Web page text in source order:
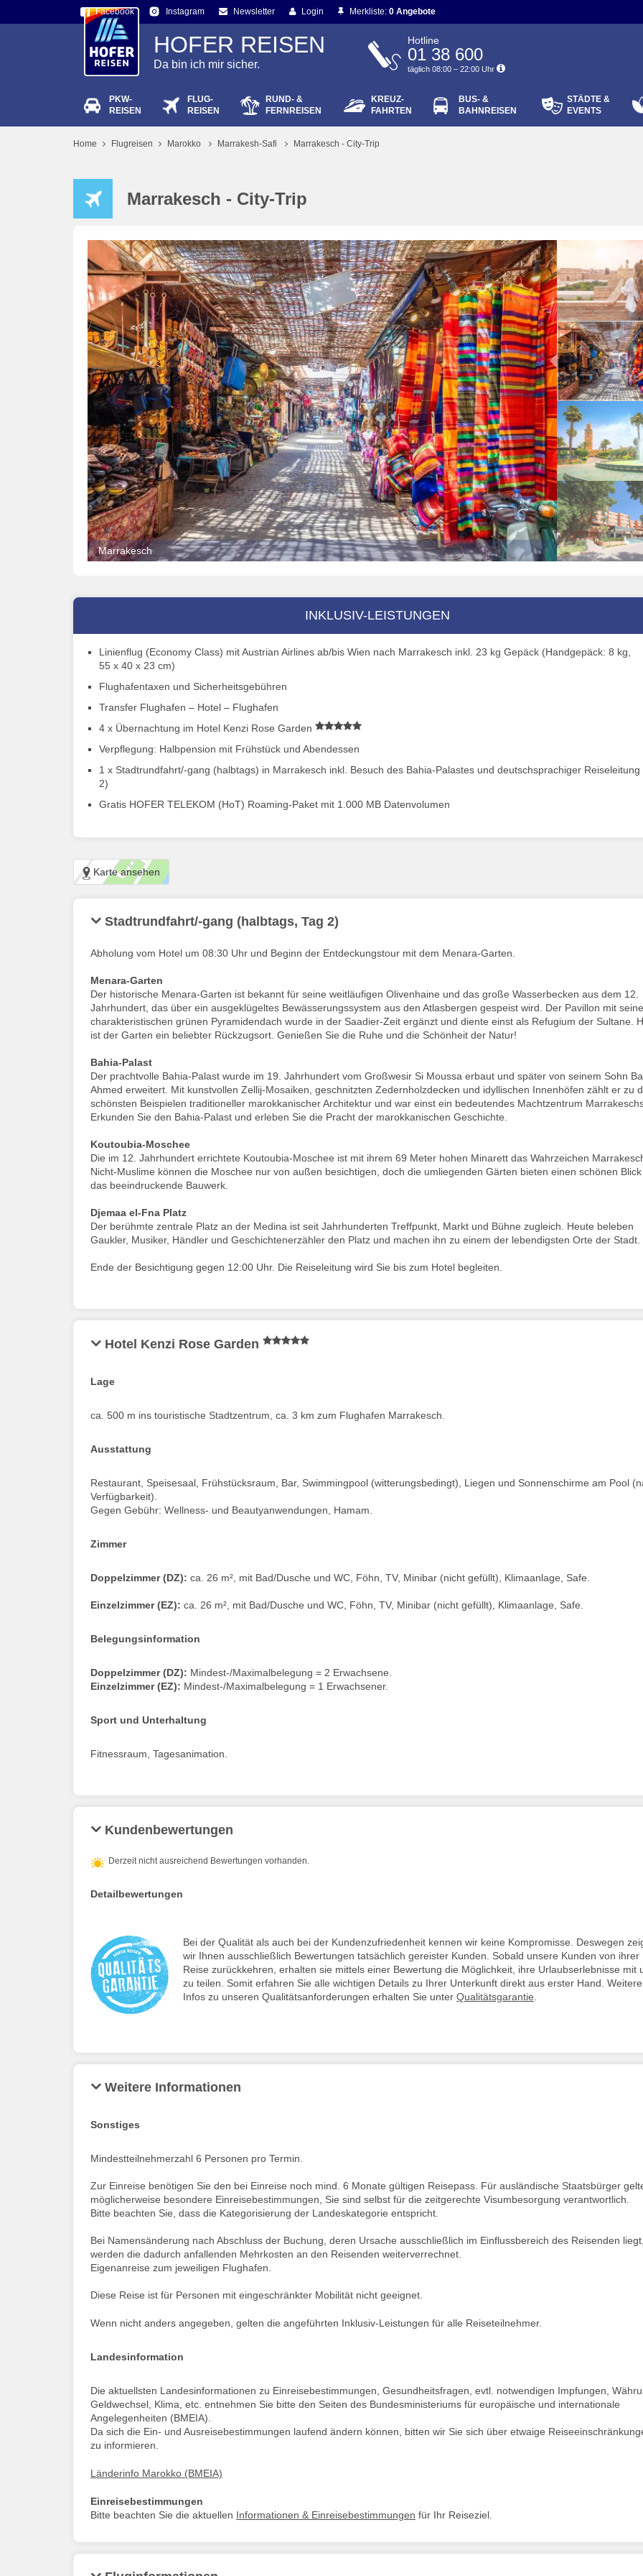
Facebook Instagram Newsletter Login
Passwort vergessen?
Merkliste: 0 Angebote
HOFER REISEN
Da bin ich mir sicher.
Hotline
01 38 600
täglich 08:00 – 22:00 Uhr
PKW-
REISEN
FLUG-
REISEN
RUND- &
FERNREISEN
KREUZ-
FAHRTEN
BUS- &
BAHNREISEN
STÄDTE &
EVENTS
Home Flugreisen Marokko Marrakesh-Safi Marrakesch - City-Trip
Marrakesch - City-Trip
Marrakesch
INKLUSIV-LEISTUNGEN
Linienflug (Economy Class) mit Austrian Airlines ab/bis Wien nach Marrakesch inkl. 23 kg Gepäck (Handgepäck: 8 kg,
55 x 40 x 23 cm)
Flughafentaxen und Sicherheitsgebühren
Transfer Flughafen – Hotel – Flughafen
4 x Übernachtung im Hotel Kenzi Rose Garden
Verpflegung: Halbpension mit Frühstück und Abendessen
1 x Stadtrundfahrt/-gang (halbtags) in Marrakesch inkl. Besuch des Bahia-Palastes und deutschsprachiger Reiseleitung
2)
Gratis HOFER TELEKOM (HoT) Roaming-Paket mit 1.000 MB Datenvolumen
Karte ansehen
Stadtrundfahrt/-gang (halbtags, Tag 2)
Abholung vom Hotel um 08:30 Uhr und Beginn der Entdeckungstour mit dem Menara-Garten.
Menara-Garten
Der historische Menara-Garten ist bekannt für seine weitläufigen Olivenhaine und das große Wasserbecken aus dem 12.
Jahrhundert, das über ein ausgeklügeltes Bewässerungssystem aus den Atlasbergen gespeist wird. Der Pavillon mit
charakteristischen grünen Pyramidendach wurde in der Saadier-Zeit ergänzt und diente einst als Refugium der Sultane.
ist der Garten ein beliebter Rückzugsort. Genießen Sie die Ruhe und die Schönheit der Natur!
Bahia-Palast
Der prachtvolle Bahia-Palast wurde im 19. Jahrhundert vom Großwesir Si Moussa erbaut und später von seinem Sohn Ba
Ahmed erweitert. Mit kunstvollen Zellij-Mosaiken, geschnitzten Zedernholzdecken und idyllischen Innenhöfen zählt er zu
schönsten Beispielen traditioneller marokkanischer Architektur und war einst ein bedeutendes Machtzentrum
Erkunden Sie den Bahia-Palast und erleben Sie die Pracht der marokkanischen Geschichte.
Koutoubia-Moschee
Die im 12. Jahrhundert errichtete Koutoubia-Moschee ist mit ihrem 69 Meter hohen Minarett das Wahrzeichen
Nicht-Muslime können die Moschee nur von außen besichtigen, doch die umliegenden Gärten bieten einen schönen
das beeindruckende Bauwerk.
Djemaa el-Fna Platz
Der berühmte zentrale Platz an der Medina ist seit Jahrhunderten Treffpunkt, Markt und Bühne zugleich. Heute beleben
Gaukler, Musiker, Händler und Geschichtenerzähler den Platz und machen ihn zu einem der lebendigsten Orte der Stadt.
Ende der Besichtigung gegen 12:00 Uhr. Die Reiseleitung wird Sie bis zum Hotel begleiten.
Hotel Kenzi Rose Garden
Lage
ca. 500 m ins touristische Stadtzentrum, ca. 3 km zum Flughafen Marrakesch.
Ausstattung
Restaurant, Speisesaal, Frühstücksraum, Bar, Swimmingpool (witterungsbedingt), Liegen und Sonnenschirme am Pool
Verfügbarkeit).
Gegen Gebühr: Wellness- und Beautyanwendungen, Hamam.
Zimmer
Doppelzimmer (DZ): ca. 26 m², mit Bad/Dusche und WC, Föhn, TV, Minibar (nicht gefüllt), Klimaanlage, Safe.
Einzelzimmer (EZ): ca. 26 m², mit Bad/Dusche und WC, Föhn, TV, Minibar (nicht gefüllt), Klimaanlage, Safe.
Belegungsinformation
Doppelzimmer (DZ): Mindest-/Maximalbelegung = 2 Erwachsene.
Einzelzimmer (EZ): Mindest-/Maximalbelegung = 1 Erwachsener.
Sport und Unterhaltung
Fitnessraum, Tagesanimation.
Kundenbewertungen
Derzeit nicht ausreichend Bewertungen vorhanden.
Detailbewertungen
Bei der Qualität als auch bei der Kundenzufriedenheit kennen wir keine Kompromisse. Deswegen
wir Ihnen ausschließlich Bewertungen tatsächlich gereister Kunden. Sobald unsere Kunden von ihrer
Reise zurückkehren, erhalten sie mittels einer Bewertung die Möglichkeit, ihre Urlaubserlebnisse mit
zu teilen. Somit erfahren Sie alle wichtigen Details zu Ihrer Unterkunft direkt aus erster Hand. Weitere
Infos zu unseren Qualitätsanforderungen erhalten Sie unter Qualitätsgarantie
Weitere Informationen
Sonstiges
Mindestteilnehmerzahl 6 Personen pro Termin.
Zur Einreise benötigen Sie den bei Einreise noch mind. 6 Monate gültigen Reisepass. Für ausländische Staatsbürger
möglicherweise besondere Einreisebestimmungen, Sie sind selbst für die zeitgerechte Visumbesorgung verantwortlich.
Bitte beachten Sie, dass die Kategorisierung der Landeskategorie entspricht.
Bei Namensänderung nach Abschluss der Buchung, deren Ursache ausschließlich im Einflussbereich des Reisenden
werden die dadurch anfallenden Mehrkosten an den Reisenden weiterverrechnet.
Eigenanreise zum jeweiligen Flughafen.
Diese Reise ist für Personen mit eingeschränkter Mobilität nicht geeignet.
Wenn nicht anders angegeben, gelten die angeführten Inklusiv-Leistungen für alle Reiseteilnehmer.
Landesinformation
Die aktuellsten Landesinformationen zu Einreisebestimmungen, Gesundheitsfragen, evtl. notwendigen Impfungen,
Geldwechsel, Klima, etc. entnehmen Sie bitte den Seiten des Bundesministeriums für europäische und internationale
Angelegenheiten (BMEIA).
Da sich die Ein- und Ausreisebestimmungen laufend ändern können, bitten wir Sie sich über etwaige
zu informieren.
Länderinfo Marokko (BMEIA)
Einreisebestimmungen
Bitte beachten Sie die aktuellen Informationen & Einreisebestimmungen für Ihr Reiseziel.